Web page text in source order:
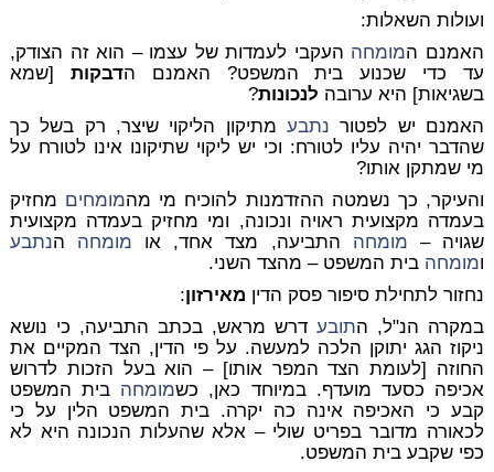
ועולות השאלות:
האמנם המומחה העקבי לעמדות של עצמו – הוא זה הצודק,
עד כדי שכנוע בית המשפט? האמנם הדבקות [שמא
בשגיאות] היא ערובה לנכונות?
האמנם יש לפטור נתבעמתיקון הליקוי שיצר, רק בשל כך
שהדבר יהיה עליו לטורח: וכי יש ליקוי שתיקונו אינו לטורח על
מי שמתקן אותו?
והעיקר, כך נשמטה ההזדמנות להוכיח מי מהמומחים מחזיק
בעמדה מקצועית ראויה ונכונה, ומי מחזיק בעמדה מקצועית
שגויה – מומחה התביעה, מצד אחד, או מומחה הנתבע
ומומחה בית המשפט – מהצד השני.
נחזור לתחילת סיפור פסק הדין מאירזון:
במקרה הנ"ל, התובעדרש מראש, בכתב התביעה, כי נושא
ניקוז הגג יתוקן הלכה למעשה. על פי הדין, הצד המקיים את
החוזה [לעומת הצד המפר אותו] – הוא בעל הזכות לדרוש
אכיפה כסעד מועדף. במיוחד כאן, כשמומחה בית המשפט
קבע כי האכיפה אינה כה יקרה. בית המשפט הלין על כי
לכאורה מדובר בפריט שולי – אלא שהעלות הנכונה היא לא
כפי שקבע בית המשפט.